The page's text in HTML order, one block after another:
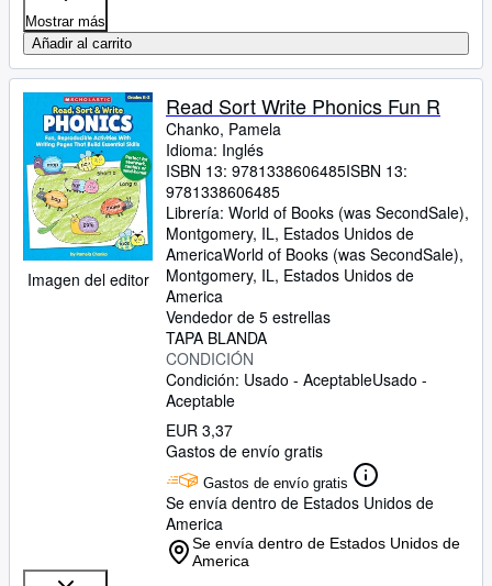
Mostrar más
Añadir al carrito
Imagen del editor
Read Sort Write Phonics Fun R
Chanko, Pamela
Idioma: Inglés
ISBN 13: 9781338606485ISBN 13:
9781338606485
Librería: World of Books (was SecondSale),
Montgomery, IL, Estados Unidos de
AmericaWorld of Books (was SecondSale),
Montgomery, IL, Estados Unidos de
America
Vendedor de 5 estrellas
TAPA BLANDA
CONDICIÓN
Condición: Usado - AceptableUsado -
Aceptable
EUR 3,37
Gastos de envío gratis
Gastos de envío gratis
Se envía dentro de Estados Unidos de
America
Se envía dentro de Estados Unidos de
America